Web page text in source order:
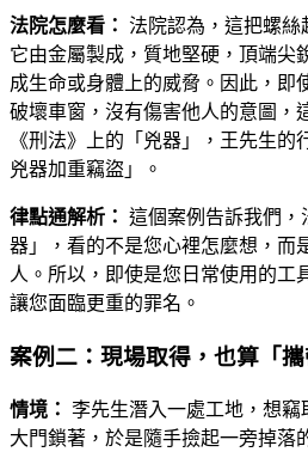
法院怎麼看： 法院認為，這把螺絲
它由金屬製成，質地堅硬，頂端尖
成生命或身體上的威脅。因此，即
破壞車窗，沒有傷害他人的意圖，
《刑法》上的「兇器」，王先生
兇器加重竊盜」。
律點通解析： 這個案例告訴我們，
器」，看的不是您心裡怎麼想，而
人。所以，即使是您日常使用的工
讓您面臨更重的罪名。
案例二：現場取得，也算「攜
情境： 李先生潛入一處工地，想
大門鎖著，於是隨手撿起一旁掉落